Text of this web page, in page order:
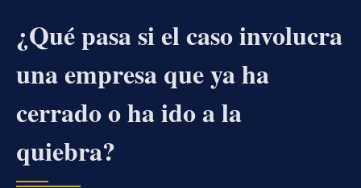
¿Qué pasa si el caso involucra
una empresa que ya ha
cerrado o ha ido a la
quiebra?